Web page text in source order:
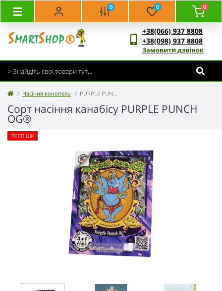
0 0 0
+38(066) 937 8808
+38(098) 937 8808
Замовити дзвінок
Насіння конопель PURPLE PUNCH OG®
Сорт насіння канабісу PURPLE PUNCH
OG®
ПОСПІШИ